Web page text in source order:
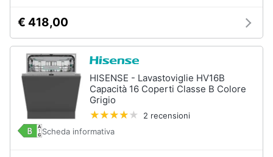
€ 418,00
HISENSE - Lavastoviglie HV16B
Capacità 16 Coperti Classe B Colore
Grigio
2 recensioni
Scheda informativa